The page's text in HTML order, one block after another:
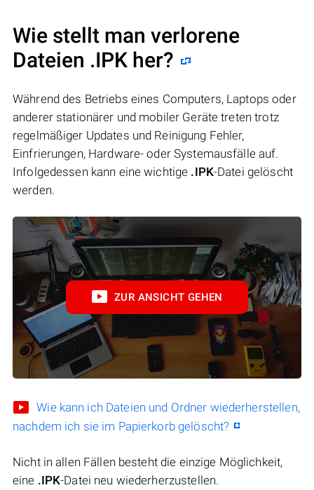
Wie stellt man verlorene
Dateien .IPK her?
Während des Betriebs eines Computers, Laptops oder
anderer stationärer und mobiler Geräte treten trotz
regelmäßiger Updates und Reinigung Fehler,
Einfrierungen, Hardware- oder Systemausfälle auf.
Infolgedessen kann eine wichtige .IPK-Datei gelöscht
werden.
ZUR ANSICHT GEHEN
Wie kann ich Dateien und Ordner wiederherstellen,
nachdem ich sie im Papierkorb gelöscht?
Nicht in allen Fällen besteht die einzige Möglichkeit,
eine .IPK-Datei neu wiederherzustellen.